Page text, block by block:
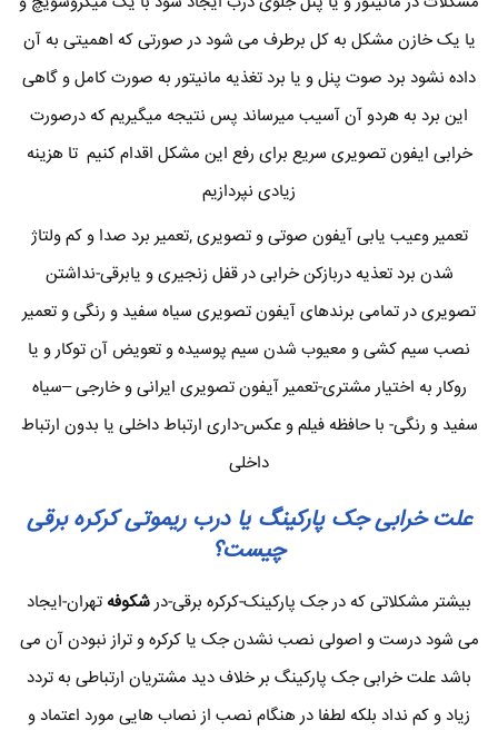
یا یک خازن مشکل به کل برطرف می شود در صورتی که اهمیتی به آن
داده نشود برد صوت پنل و یا برد تغذیه مانیتور به صورت کامل و گاهی
این برد به هردو آن آسیب میرساند پس نتیجه میگیریم که درصورت
خرابی ایفون تصویری سریع برای رفع این مشکل اقدام کنیم تا هزینه
زیادی نپردازیم
تعمیر وعیب یابی آیفون صوتی و تصویری ,تعمیر برد صدا و کم ولتاژ
شدن برد تعذیه دربازکن خرابی در قفل زنجیری و یابرقی-نداشتن
تصویری در تمامی برندهای آیفون تصویری سیاه سفید و رنگی و تعمیر
نصب سیم کشی و معیوب شدن سیم پوسیده و تعویض آن توکار و یا
روکار به اختیار مشتری-تعمیر آیفون تصویری ایرانی و خارجی –سیاه
سفید و رنگی- با حافظه فیلم و عکس-داری ارتباط داخلی یا بدون ارتباط
داخلی
علت خرابی جک پارکینگ یا درب ریموتی کرکره برقی
چیست؟
بیشتر مشکلاتی که در جک پارکینک-کرکره برقی-درشکوفه تهران-ایجاد
می شود درست و اصولی نصب نشدن جک یا کرکره و تراز نبودن آن می
باشد علت خرابی جک پارکینگ بر خلاف دید مشتریان ارتباطی به تردد
زیاد و کم نداد بلکه لطفا در هنگام نصب از نصاب هایی مورد اعتماد و